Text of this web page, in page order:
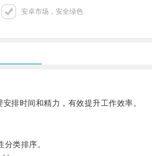
安卓市场，安全绿色
排时间和精力，有效提升工作效率。
类排序。